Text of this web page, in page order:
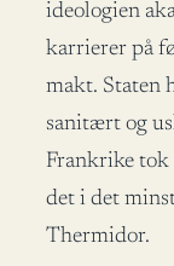
ideologien
karrierer på
makt. Staten
sanitært og
Frankrike tok
det i det
Thermidor.